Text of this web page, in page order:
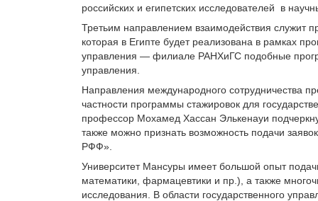
российских и египетских исследователей в
Третьим направлением взаимодействия служит
которая в Египте будет реализована в рамках
управления — филиале РАНХиГС подобные
управления.
Направления международного сотрудничества
частности программы стажировок для
профессор Мохамед Хассан Элькенауи
также можно признать возможность подачи
РФФ».
Университет Мансуры имеет большой опыт
математики, фармацевтики и пр.), а также
исследования. В области государственного